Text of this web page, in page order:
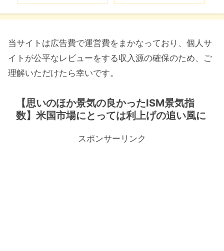
当サイトは広告費で運営費をまかなっており、個人サ
イトが公平なレビューをする収入源の確保のため、ご
理解いただけたら幸いです。
【思いのほか景気の良かったISM景気指
数】米国市場にとっては利上げの追い風に
スポンサーリンク